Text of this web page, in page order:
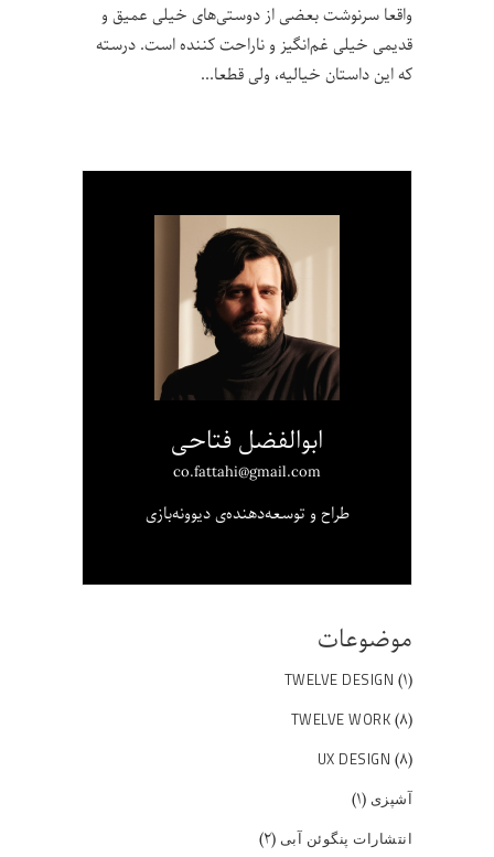
واقعا سرنوشت بعضی از دوستی‌های خیلی عمیق و
قدیمی خیلی غم‌انگیز و ناراحت کننده است. درسته
که این داستان خیالیه، ولی قطعا
ابوالفضل فتاحی
co.fattahi@gmail.com
طراح و توسعه‌دهنده‌ی دیوونه‌بازی
موضوعات
TWELVE DESIGN (۱)
TWELVE WORK (۸)
UX DESIGN (۸)
آشپزی (۱)
انتشارات پنگوئن آبی (۲)